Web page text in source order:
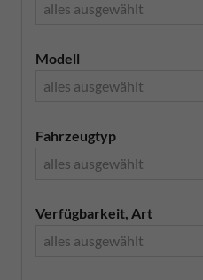
alles ausgewählt
Modell
alles ausgewählt
Fahrzeugtyp
alles ausgewählt
Verfügbarkeit, Art
alles ausgewählt